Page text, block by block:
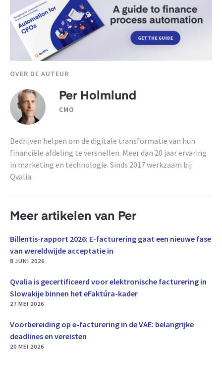
OVER DE AUTEUR
Per Holmlund
CMO
Bedrijven helpen om de digitale transformatie van hun
financiële afdeling te versnellen. Meer dan 20 jaar ervaring
in marketing en technologie. Sinds 2017 werkzaam bij
Qvalia.
Meer artikelen van Per
Billentis-rapport 2026: E-facturering gaat een nieuwe fase
van wereldwijde acceptatie in
8 JUNI 2026
Qvalia is gecertificeerd voor elektronische facturering in
Slowakije binnen het eFaktúra-kader
27 MEI 2026
Voorbereiding op e-facturering in de VAE: belangrijke
deadlines en vereisten
20 MEI 2026